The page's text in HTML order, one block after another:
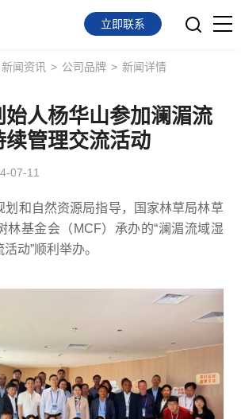
立即联系
新闻资讯 > 公司品牌 > 新闻详情
始人杨华山参加澜湄流
续管理交流活动
07-11
划和自然资源局指导，国家林草局林草
林基金会（MCF）承办的“澜湄流域湿
动”顺利举办。